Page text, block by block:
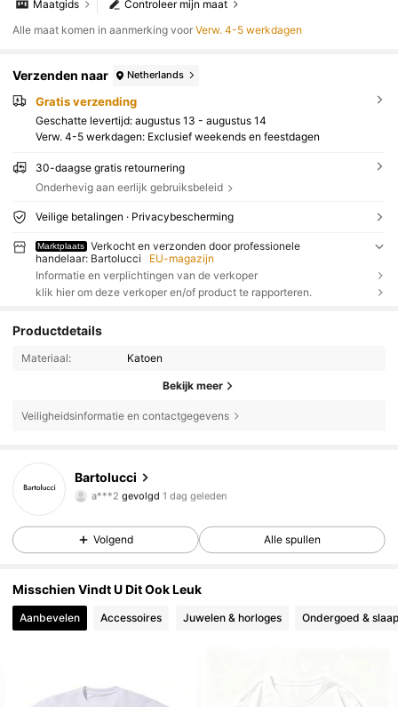
Controleer mijn maat
Maatgids
Alle maat komen in aanmerking voorVerw. 4-5 werkdagen
Verzenden naar Netherlands
Gratis verzending
Geschatte levertijd: augustus 13 - augustus 14
Verw. 4-5 werkdagen: Exclusief weekends en feestdagen
30-daagse gratis retournering
Onderhevig aan eerlijk gebruiksbeleid
Veilige betalingen · Privacybescherming
Marktplaats
Verkocht en verzonden door professionele
handelaar: Bartolucci
EU-magazijn
Informatie en verplichtingen van de verkoper
klik hier om deze verkoper en/of product te rapporteren.
Productdetails
Materiaal: Katoen
Bekijk meer
Veiligheidsinformatie en contactgegevens
Bartolucci
4.90
69 Volgers
a***2 gevolgd 1 dag geleden
69 Volgers
4.90 69 Volgers
4.90 69 Volgers
4.90 69 Volgers
4.90 69 Volgers
Volgend Alle spullen
Misschien Vindt U Dit Ook Leuk
Aanbevelen Accessoires Juwelen & horloges Ondergoed &